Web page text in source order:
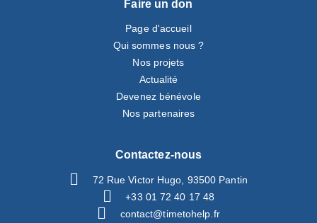
Faire un don
Page d'accueil
Qui sommes nous ?
Nos projets
Actualité
Devenez bénévole
Nos partenaires
Contactez-nous
72 Rue Victor Hugo, 93500 Pantin
+33 01 72 40 17 48
contact@timetohelp.fr